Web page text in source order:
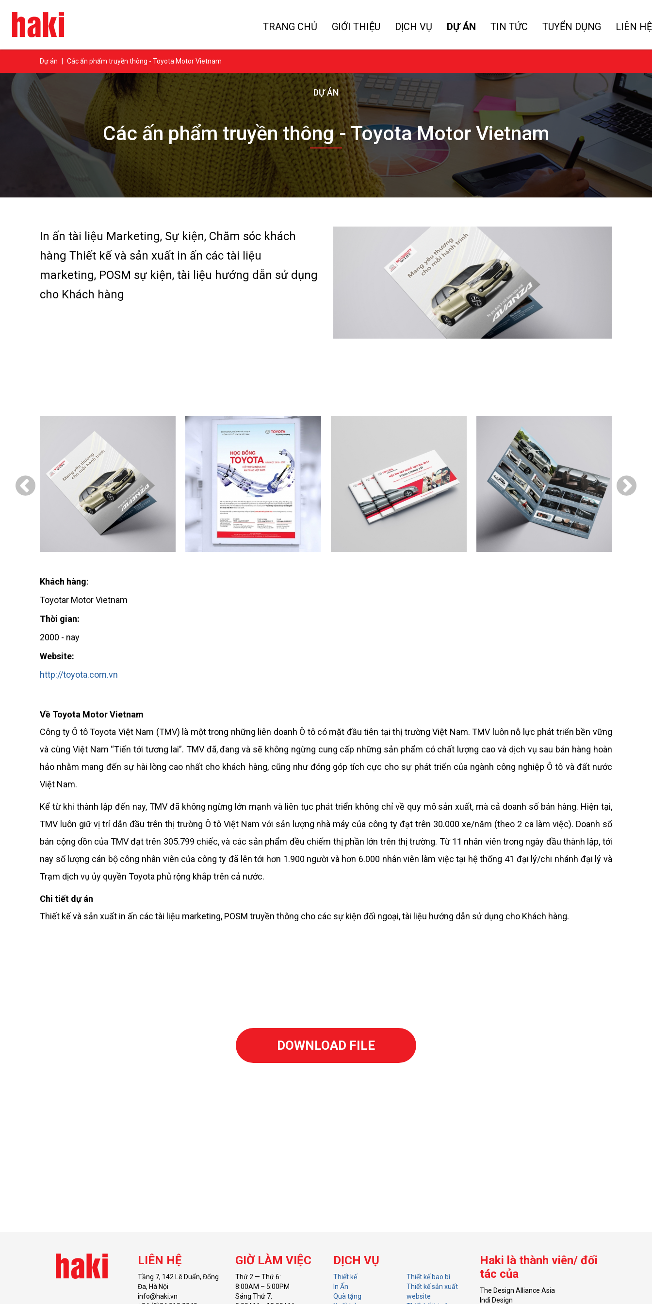
TRANG CHỦ GIỚI THIỆU DỊCH VỤ DỰ ÁN TIN TỨC TUYỂN DỤNG LIÊN HỆ
Dự án Các ấn phẩm truyền thông - Toyota Motor Vietnam
DỰ ÁN
Các ấn phẩm truyền thông - Toyota Motor Vietnam
In ấn tài liệu Marketing, Sự kiện, Chăm sóc khách
hàng Thiết kế và sản xuất in ấn các tài liệu
marketing, POSM sự kiện, tài liệu hướng dẫn sử dụng
cho Khách hàng
Khách hàng:
Toyotar Motor Vietnam
Thời gian:
2000 - nay
Website:
http://toyota.com.vn
Về Toyota Motor Vietnam
Công ty Ô tô Toyota Việt Nam (TMV) là một trong những liên doanh Ô tô có mặt đầu tiên tại thị trường Việt Nam. TMV luôn nỗ lực phát triển bền vững
và cùng Việt Nam “Tiến tới tương lai”. TMV đã, đang và sẽ không ngừng cung cấp những sản phẩm có chất lượng cao và dịch vụ sau bán hàng hoàn
hảo nhằm mang đến sự hài lòng cao nhất cho khách hàng, cũng như đóng góp tích cực cho sự phát triển của ngành công nghiệp Ô tô và đất nước
Việt Nam.
Kể từ khi thành lập đến nay, TMV đã không ngừng lớn mạnh và liên tục phát triển không chỉ về quy mô sản xuất, mà cả doanh số bán hàng. Hiện tại,
TMV luôn giữ vị trí dẫn đầu trên thị trường Ô tô Việt Nam với sản lượng nhà máy của công ty đạt trên 30.000 xe/năm (theo 2 ca làm việc). Doanh số
bán cộng dồn của TMV đạt trên 305.799 chiếc, và các sản phẩm đều chiếm thị phần lớn trên thị trường. Từ 11 nhân viên trong ngày đầu thành lập, tới
nay số lượng cán bộ công nhân viên của công ty đã lên tới hơn 1.900 người và hơn 6.000 nhân viên làm việc tại hệ thống 41 đại lý/chi nhánh đại lý và
Trạm dịch vụ ủy quyền Toyota phủ rộng khắp trên cả nước.
Chi tiết dự án
Thiết kế và sản xuất in ấn các tài liệu marketing, POSM truyền thông cho các sự kiện đối ngoại, tài liệu hướng dẫn sử dụng cho Khách hàng.
DOWNLOAD FILE
LIÊN HỆ
Tầng 7, 142 Lê Duẩn, Đống
Đa, Hà Nội
info@haki.vn
GIỜ LÀM VIỆC
Thứ 2 — Thứ 6:
8:00AM – 5:00PM
Sáng Thứ 7:
DỊCH VỤ
Thiết kế
In Ấn
Quà tặng
Thiết kế bao bì
Thiết kế sản xuất
website
Haki là thành viên/ đối
tác của
The Design Alliance Asia
Indi Design